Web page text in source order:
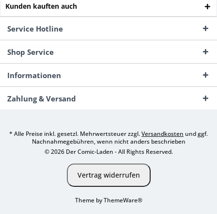
Kunden kauften auch
Service Hotline
Shop Service
Informationen
Zahlung & Versand
* Alle Preise inkl. gesetzl. Mehrwertsteuer zzgl.Versandkosten und ggf.
Nachnahmegebühren, wenn nicht anders beschrieben
© 2026 Der Comic-Laden - All Rights Reserved.
Vertrag widerrufen
Theme byThemeWare®